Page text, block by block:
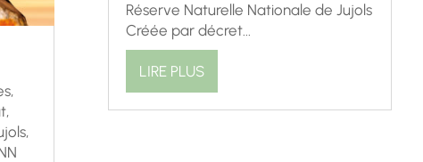
,
,
,
Réserve Naturelle Nationale de Jujols
Créée par décret...
LIRE PLUS